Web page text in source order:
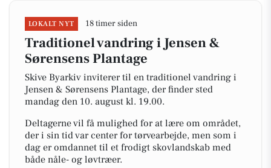
LOKALT NYT 18 timer siden
Traditionel vandring i Jensen &
Sørensens Plantage
Skive Byarkiv inviterer til en traditionel vandring i
Jensen & Sørensens Plantage, der finder sted
mandag den 10. august kl. 19.00.
Deltagerne vil få mulighed for at lære om området,
der i sin tid var center for tørvearbejde, men som i
dag er omdannet til et frodigt skovlandskab med
både nåle- og løvtræer.